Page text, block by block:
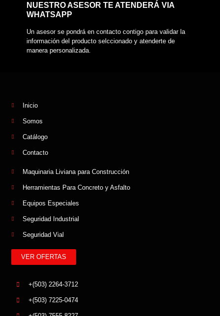
NUESTRO ASESOR TE ATENDERÁ VIA
WHATSAPP
Un asesor se pondrá en contacto contigo para validar la
información del producto selccionado y atenderte de
manera personalizada.
Inicio
Somos
Catálogo
Contacto
Maquinaria Liviana para Construcción
Herramientas Para Concreto y Asfalto
Equipos Especiales
Seguridad Industrial
Seguridad Vial
VER OFERTAS
+(503) 2264-3712
+(503) 7225-0474